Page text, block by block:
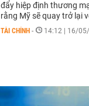
đẩy hiệp định thương
rằng Mỹ sẽ quay trở lại
TÀI CHÍNH - 14:12 | 16/